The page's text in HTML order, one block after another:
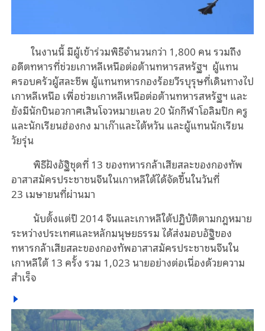
ในงานนี้มีผู้เข้าร่วมพิธีจำนวนกว่า 1,800 คนรวมถึง
อดีตทหารที่ช่วยเกาหลีเหนือต่อต้านทหารสหรัฐฯ ผู้แทน
ครอบครัวผู้สละชีพ ผู้แทนทหารกองร้อยวีรบุรุษที่เดินทางไป
เกาหลีเหนือ เพื่อช่วยเกาหลีเหนือต่อต้านทหารสหรัฐฯ และ
ยังมีนักบินอวกาศเสินโจวหมายเลข 20 นักกีฬาโอลิมปิก ครู
และนักเรียนฮ่องกง มาเก๊าและไต้หวัน และผู้แทนนักเรียน
วัยรุ่น
พิธีฝังอัฐิชุดที่ 13 ของทหารกล้าเสียสละของกองทัพ
อาสาสมัครประชาชนจีนในเกาหลีใต้ได้จัดขึ้นในวันที่
23 เมษายนที่ผ่านมา
นับตั้งแต่ปี 2014 จีนและเกาหลีใต้ปฏิบัติตามกฎหมาย
ระหว่างประเทศและหลักมนุษยธรรม ได้ส่งมอบอัฐิของ
ทหารกล้าเสียสละของกองทัพอาสาสมัครประชาชนจีนใน
เกาหลีใต้ 13 ครั้ง รวม 1,023นายอย่างต่อเนื่องด้วยความ
สำเร็จ